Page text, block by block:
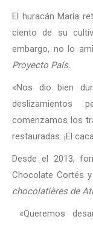
El huracán María
ciento de su
embargo, no lo
Proyecto País.
«Nos dio bien
deslizamientos
comenzamos los
restauradas. ¡El
Desde el 2013,
Chocolate Cortés
chocolatièresde
«Queremos